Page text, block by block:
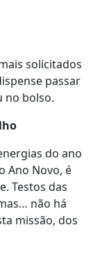
solicitados
passar
no bolso.
do ano
Ano Novo, é
Testos das
não há
missão, dos